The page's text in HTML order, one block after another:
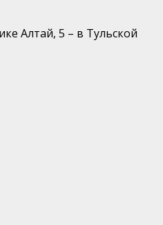
Алтай, 5 – в Тульской